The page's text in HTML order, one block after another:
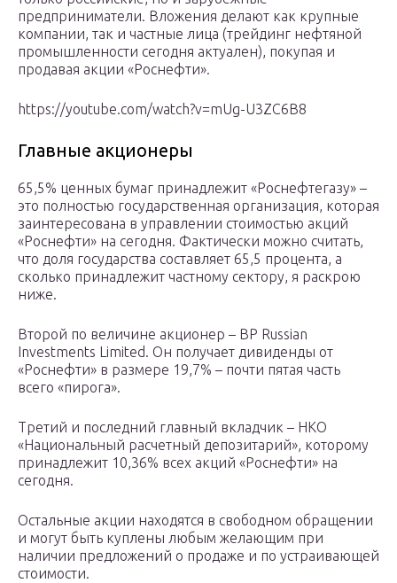
предприниматели. Вложения делают как крупные
компании, так и частные лица (трейдинг нефтяной
промышленности сегодня актуален), покупая и
продавая акции «Роснефти».
https://youtube.com/watch?v=mUg-U3ZC6B8
Главные акционеры
65,5% ценных бумаг принадлежит «Роснефтегазу» –
это полностью государственная организация, которая
заинтересована в управлении стоимостью акций
«Роснефти» на сегодня. Фактически можно считать,
что доля государства составляет 65,5 процента, а
сколько принадлежит частному сектору, я раскрою
ниже.
Второй по величине акционер – BP Russian
Investments Limited. Он получает дивиденды от
«Роснефти» в размере 19,7% – почти пятая часть
всего «пирога».
Третий и последний главный вкладчик – НКО
«Национальный расчетный депозитарий», которому
принадлежит 10,36% всех акций «Роснефти» на
сегодня.
Остальные акции находятся в свободном обращении
и могут быть куплены любым желающим при
наличии предложений о продаже и по устраивающей
стоимости.